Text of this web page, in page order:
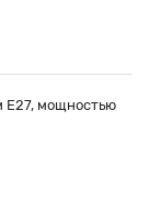
Е27, мощностью